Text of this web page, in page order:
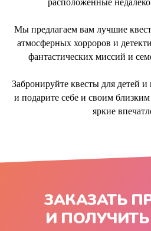
Мы предлагаем вам лучшие
атмосферных хорроров и
фантастических миссий и
Забронируйте квесты для детей
и подарите себе и своим
яркие
ЗАКАЗАТЬ
И